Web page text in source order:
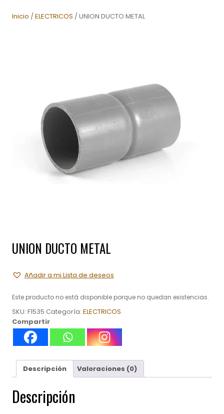
Inicio /ELECTRICOS / UNION DUCTO METAL
UNION DUCTO METAL
Añadir a mi Lista de deseos
Este producto no está disponible porque no quedan existencias.
SKU: F1535 Categoría: ELECTRICOS
Compartir
Descripción Valoraciones (0)
Descripción